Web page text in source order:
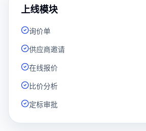
上线模块
询价单
供应商邀请
在线报价
比价分析
定标审批